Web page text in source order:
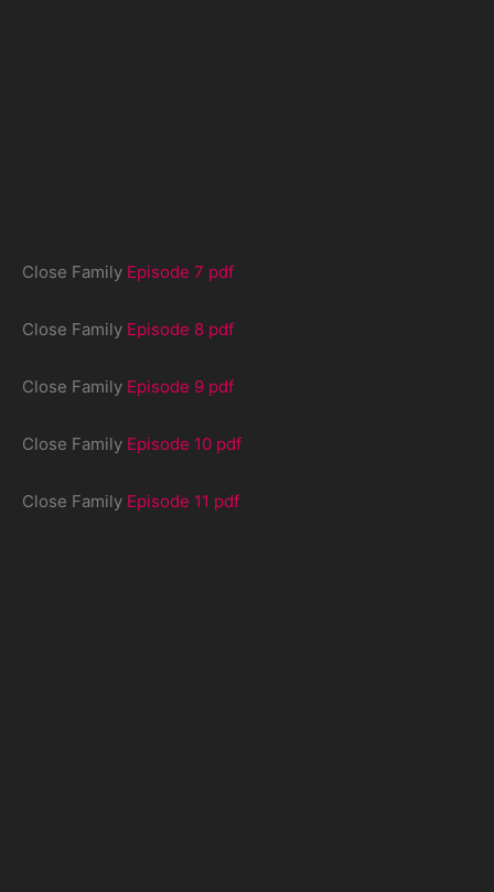
Close Family Episode 7 pdf
Close Family Episode 8 pdf
Close Family Episode 9 pdf
Close Family Episode 10 pdf
Close Family Episode 11 pdf